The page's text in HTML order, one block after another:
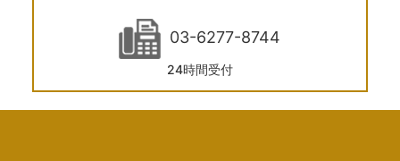
03-6277-8744
24時間受付